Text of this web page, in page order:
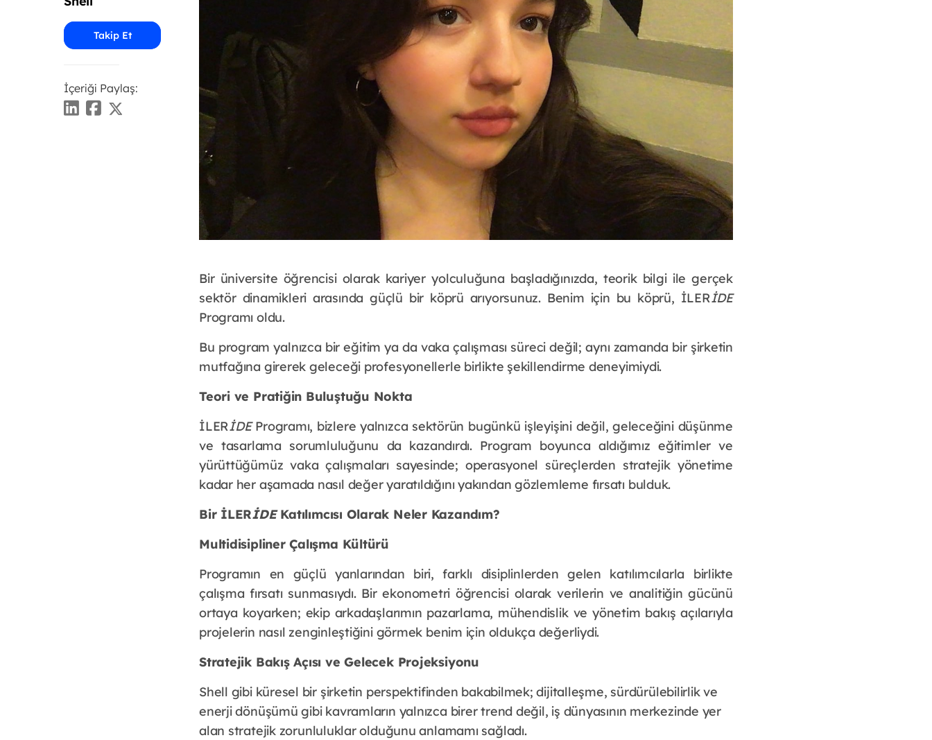
Takip Et
İçeriği Paylaş:
Bir üniversite öğrencisi olarak kariyer yolculuğuna başladığınızda, teorik bilgi ile gerçek
sektör dinamikleri arasında güçlü bir köprü arıyorsunuz. Benim için bu köprü, İLERİDE
Programı oldu.
Bu program yalnızca bir eğitim ya da vaka çalışması süreci değil; aynı zamanda bir şirketin
mutfağına girerek geleceği profesyonellerle birlikte şekillendirme deneyimiydi.
Teori ve Pratiğin Buluştuğu Nokta
İLERİDE Programı, bizlere yalnızca sektörün bugünkü işleyişini değil, geleceğini düşünme
ve tasarlama sorumluluğunu da kazandırdı. Program boyunca aldığımız eğitimler ve
yürüttüğümüz vaka çalışmaları sayesinde; operasyonel süreçlerden stratejik yönetime
kadar her aşamada nasıl değer yaratıldığını yakından gözlemleme fırsatı bulduk.
Bir İLERİDE Katılımcısı Olarak Neler Kazandım?
Multidisipliner Çalışma Kültürü
Programın en güçlü yanlarından biri, farklı disiplinlerden gelen katılımcılarla birlikte
çalışma fırsatı sunmasıydı. Bir ekonometri öğrencisi olarak verilerin ve analitiğin gücünü
ortaya koyarken; ekip arkadaşlarımın pazarlama, mühendislik ve yönetim bakış açılarıyla
projelerin nasıl zenginleştiğini görmek benim için oldukça değerliydi.
Stratejik Bakış Açısı ve Gelecek Projeksiyonu
Shell gibi küresel bir şirketin perspektifinden bakabilmek; dijitalleşme, sürdürülebilirlik ve
enerji dönüşümü gibi kavramların yalnızca birer trend değil, iş dünyasının merkezinde yer
alan stratejik zorunluluklar olduğunu anlamamı sağladı.